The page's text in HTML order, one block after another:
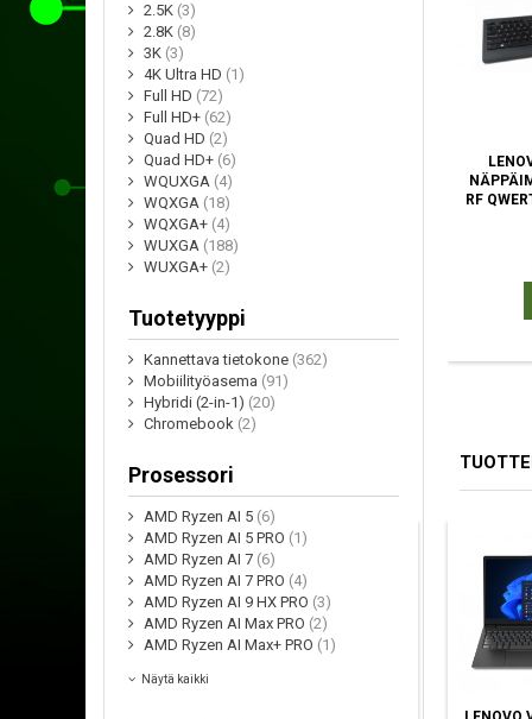
2.5K (3)
2.8K (8)
3K (3)
4K Ultra HD (1)
Full HD (72)
Full HD+ (62)
Quad HD (2)
Quad HD+ (6)
WQUXGA (4)
WQXGA (18)
WQXGA+ (4)
WUXGA (188)
WUXGA+ (2)
Tuotetyyppi
Kannettava tietokone (362)
Mobiilityöasema (91)
Hybridi (2-in-1) (20)
Chromebook (2)
Prosessori
AMD Ryzen AI 5 (6)
AMD Ryzen AI 5 PRO (1)
AMD Ryzen AI 7 (6)
AMD Ryzen AI 7 PRO (4)
AMD Ryzen AI 9 HX PRO (3)
AMD Ryzen AI Max PRO (2)
AMD Ryzen AI Max+ PRO (1)
Näytä kaikki
RF